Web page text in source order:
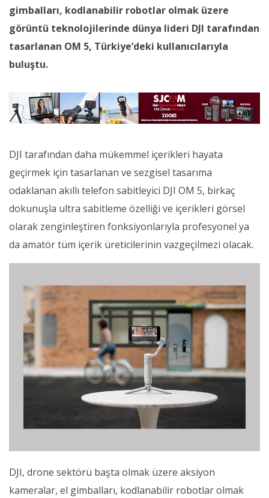
gimbalları, kodlanabilir robotlar olmak üzere
görüntü teknolojilerinde dünya lideri DJI tarafından
tasarlanan OM 5, Türkiye’deki kullanıcılarıyla
buluştu.
DJI tarafından daha mükemmel içerikleri hayata
geçirmek için tasarlanan ve sezgisel tasarıma
odaklanan akıllı telefon sabitleyici DJI OM 5, birkaç
dokunuşla ultra sabitleme özelliği ve içerikleri görsel
olarak zenginleştiren fonksiyonlarıyla profesyonel ya
da amatör tüm içerik üreticilerinin vazgeçilmezi olacak.
DJI, drone sektörü başta olmak üzere aksiyon
kameralar, el gimbalları, kodlanabilir robotlar olmak